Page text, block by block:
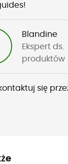
Blandine
Ekspert ds.
produktów
się